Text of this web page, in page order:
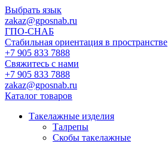
Выбрать язык
zakaz@gposnab.ru
ГПО-СНАБ
Стабильная ориентация в пространстве
+7 905 833 7888
Свяжитесь с нами
+7 905 833 7888
zakaz@gposnab.ru
Каталог товаров
Такелажные изделия
Талрепы
Скобы такелажные